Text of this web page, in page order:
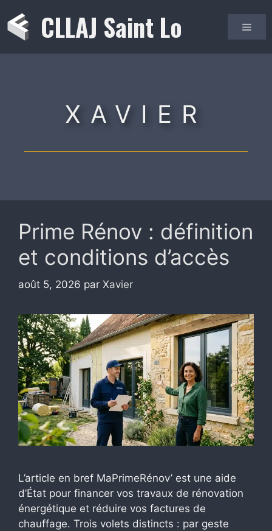
au
contenu
CLLAJ Saint Lo
XAVIER
Prime Rénov : définition
et conditions d’accès
août 5, 2026 par Xavier
L’article en bref MaPrimeRénov’ est une aide
d’État pour financer vos travaux de rénovation
énergétique et réduire vos factures de
chauffage. Trois volets distincts : par geste